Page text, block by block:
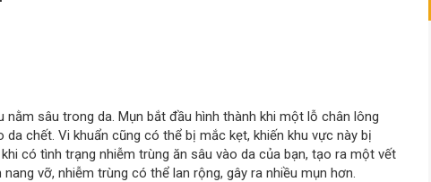
sâu trong da. Mụn bắt đầu hình thành khi một lỗ chân lông
chết. Vi khuẩn cũng có thể bị mắc kẹt, khiến khu vực này bị
có tình trạng nhiễm trùng ăn sâu vào da của bạn, tạo ra một vết
vỡ, nhiễm trùng có thể lan rộng, gây ra nhiều mụn hơn.